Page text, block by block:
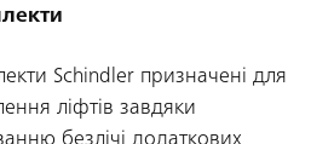
Schindler призначені для
ліфтів завдяки